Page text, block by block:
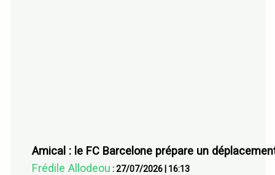
Amical : le FC Barcelone prépare un
Frédile Allodeou :27/07/2026| 16:13